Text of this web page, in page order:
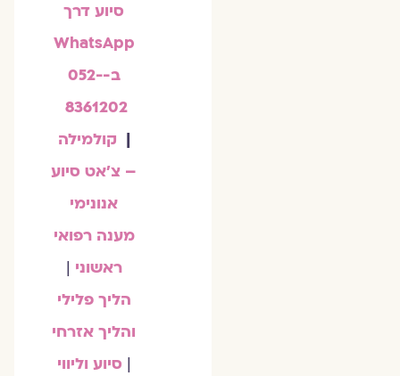
סיוע דרך
WhatsApp
ב-052-
8361202
| קולמילה
– צ'אט סיוע
אנונימי
מענה רפואי
ראשוני|
הליך פלילי
והליך אזרחי
סיוע וליווי